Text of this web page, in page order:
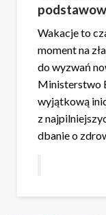
Wakacje to
moment na
do wyzwań
Ministerstwo
wyjątkową
z
dbanie o